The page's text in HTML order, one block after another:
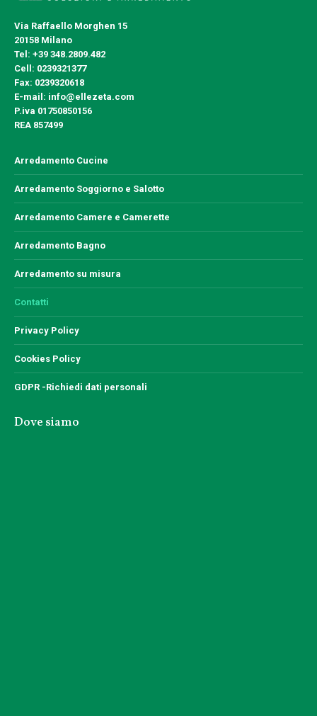
Via Raffaello Morghen 15
20158 Milano
Tel: +39 348.2809.482
Cell: 0239321377
Fax: 0239320618
E-mail: info@ellezeta.com
P.iva 01750850156
REA 857499
Arredamento Cucine
Arredamento Soggiorno e Salotto
Arredamento Camere e Camerette
Arredamento Bagno
Arredamento su misura
Contatti
Privacy Policy
Cookies Policy
GDPR -Richiedi dati personali
Dove siamo